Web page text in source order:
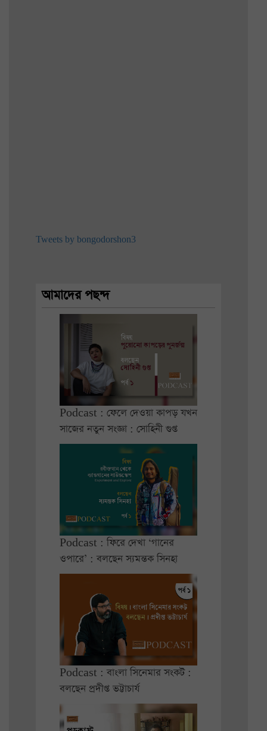
Tweets by bongodorshon3
আমাদের পছন্দ
Podcast : ফেলে দেওয়া কাপড় যখন
সাজের নতুন সংজ্ঞা : সোহিনী গুপ্ত
Podcast : ফিরে দেখা ‘গানের
ওপারে’ : বলছেন স্যমন্তক সিনহা
Podcast : বাংলা সিনেমার সংকট :
বলছেন প্রদীপ্ত ভট্টাচার্য